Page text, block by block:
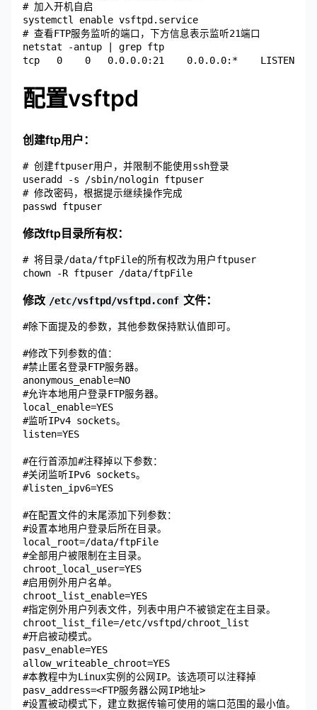
# 加入开机自启
systemctl enable vsftpd.service
# 查看FTP服务监听的端口，下方信息表示监听21端口
netstat -antup | grep ftp
配置vsftpd
创建ftp用户：
# 创建ftpuser用户，并限制不能使用ssh登录
useradd -s /sbin/nologin ftpuser
# 修改密码，根据提示继续操作完成
修改ftp目录所有权：
# 将目录/data/ftpFile的所有权改为用户ftpuser
修改 /etc/vsftpd/vsftpd.conf 文件：
#除下面提及的参数，其他参数保持默认值即可。
#修改下列参数的值：
#禁止匿名登录FTP服务器。
anonymous_enable=NO
#允许本地用户登录FTP服务器。
local_enable=YES
#监听IPv4 sockets。
listen=YES
#在行首添加#注释掉以下参数：
#关闭监听IPv6 sockets。
#listen_ipv6=YES
#在配置文件的末尾添加下列参数：
#设置本地用户登录后所在目录。
local_root=/data/ftpFile
#全部用户被限制在主目录。
chroot_local_user=YES
#启用例外用户名单。
chroot_list_enable=YES
#指定例外用户列表文件，列表中用户不被锁定在主目录。
chroot_list_file=/etc/vsftpd/chroot_list
#开启被动模式。
pasv_enable=YES
allow_writeable_chroot=YES
#本教程中为Linux实例的公网IP。该选项可以注释掉
pasv_address=<FTP服务器公网IP地址>
#设置被动模式下，建立数据传输可使用的端口范围的最小值。